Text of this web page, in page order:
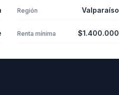
Región Valparaíso
Renta mínima $1.400.000